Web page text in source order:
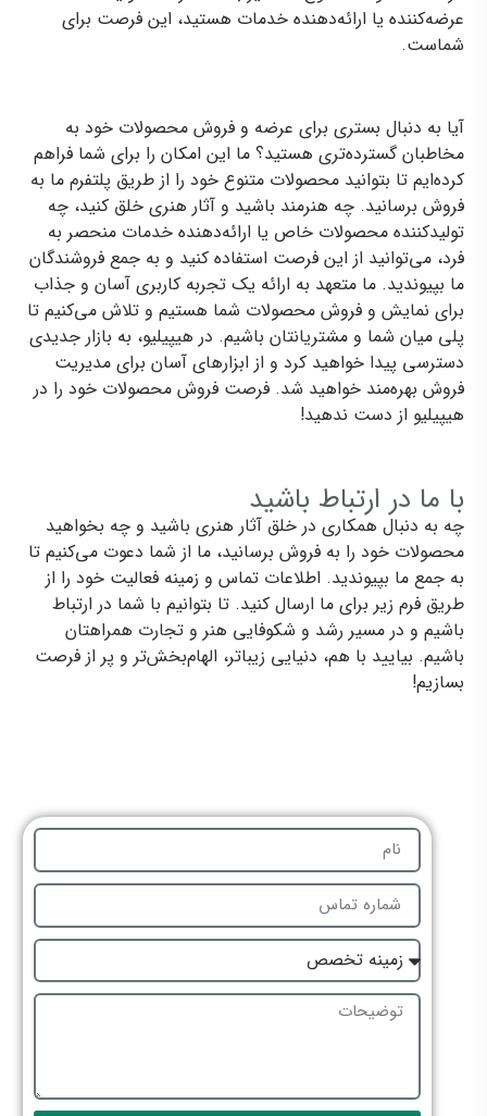
عرضه‌کننده یا ارائه‌دهنده خدمات هستید، این فرصت برای
شماست.
آیا به دنبال بستری برای عرضه و فروش محصولات خود به
مخاطبان گسترده‌تری هستید؟ ما این امکان را برای شما فراهم
کرده‌ایم تا بتوانید محصولات متنوع خود را از طریق پلتفرم ما به
فروش برسانید. چه هنرمند باشید و آثار هنری خلق کنید، چه
تولیدکننده محصولات خاص یا ارائه‌دهنده خدمات منحصر به
فرد، می‌توانید از این فرصت استفاده کنید و به جمع فروشندگان
ما بپیوندید. ما متعهد به ارائه یک تجربه کاربری آسان و جذاب
برای نمایش و فروش محصولات شما هستیم و تلاش می‌کنیم تا
پلی میان شما و مشتریانتان باشیم. در هیپیلیو، به بازار جدیدی
دسترسی پیدا خواهید کرد و از ابزارهای آسان برای مدیریت
فروش بهره‌مند خواهید شد. فرصت فروش محصولات خود را در
هیپیلیو از دست ندهید!
با ما در ارتباط باشید
چه به دنبال همکاری در خلق آثار هنری باشید و چه بخواهید
محصولات خود را به فروش برسانید، ما از شما دعوت می‌کنیم تا
به جمع ما بپیوندید. اطلاعات تماس و زمینه فعالیت خود را از
طریق فرم زیر برای ما ارسال کنید. تا بتوانیم با شما در ارتباط
باشیم و در مسیر رشد و شکوفایی هنر و تجارت همراهتان
باشیم. بیایید با هم، دنیایی زیباتر، الهام‌بخش‌تر و پر از فرصت
بسازیم!